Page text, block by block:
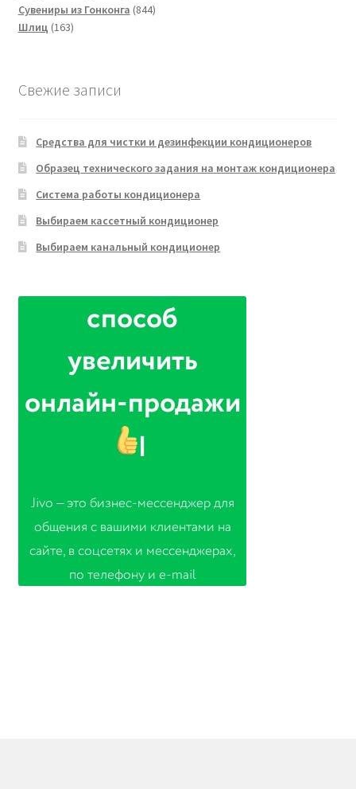
товаров
Сувениры из Гонконга 844844
Шлиц 163163
Свежие записи
Средства для чистки и дезинфекции кондиционеров
Образец технического задания на монтаж кондиционера
Система работы кондиционера
Выбираем кассетный кондиционер
Выбираем канальный кондиционер